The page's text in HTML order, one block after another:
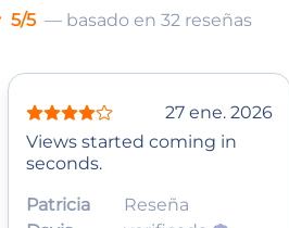
5/5 — basado en 32 reseñas
27 ene. 2026
Views started coming in
seconds.
Patricia
Reseña